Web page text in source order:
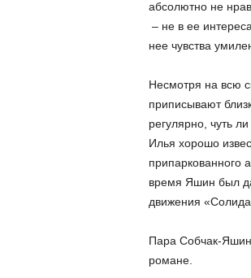
абсолютно не
– не в ее
нее чувства
Несмотря на всю
приписывают
регулярно, чуть
Илья хорошо
припаркованного
время Яшин был
движения
Пара Собчак-Яшин
романе.